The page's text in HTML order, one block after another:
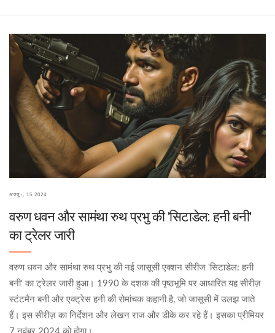
अक्तू॰, 15 2024
वरुण धवन और सामंथा रुथ प्रभु की 'सिटाडेल: हनी बनी'
का ट्रेलर जारी
वरुण धवन और सामंथा रुथ प्रभु की नई जासूसी एक्शन सीरीज 'सिटाडेल: हनी
बनी' का ट्रेलर जारी हुआ। 1990 के दशक की पृष्ठभूमि पर आधारित यह सीरीज़
स्टंटमैन बनी और एक्ट्रेस हनी की रोमांचक कहानी है, जो जासूसी में उलझ जाते
हैं। इस सीरीज़ का निर्देशन और लेखन राज और डीके कर रहे हैं। इसका प्रीमियर